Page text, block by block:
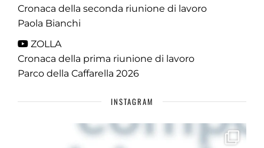
Cronaca della seconda riunione di lavoro
Paola Bianchi
ZOLLA
Cronaca della prima riunione di lavoro
Parco della Caffarella 2026
INSTAGRAM